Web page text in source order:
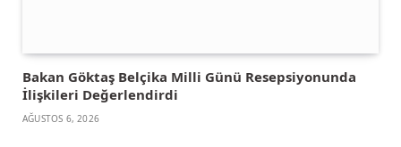
Bakan Göktaş Belçika Milli Günü Resepsiyonunda
İlişkileri Değerlendirdi
AĞUSTOS 6, 2026